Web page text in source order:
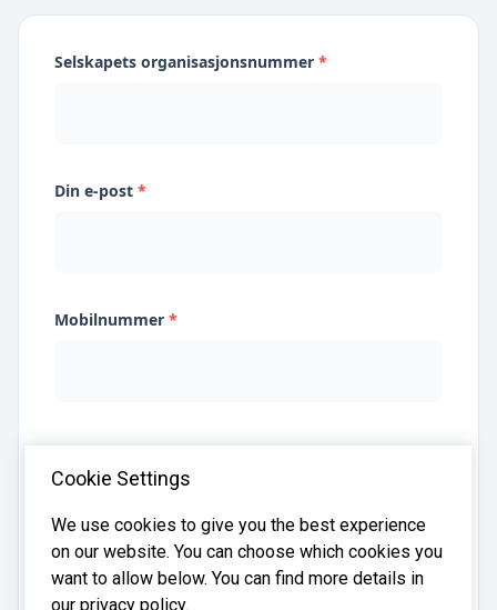
Selskapets organisasjonsnummer *
Din e-post *
Mobilnummer *
opplysningene mine og dele dem med relevante
regnskapsfører
Cookie Settings
We use cookies to give you the best experience
on our website. You can choose which cookies you
want to allow below. You can find more details in
our privacy policy.